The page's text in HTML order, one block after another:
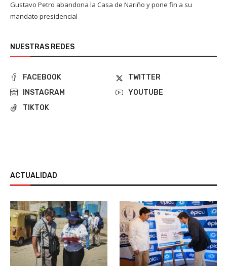
Gustavo Petro abandona la Casa de Nariño y pone fin a su
mandato presidencial
NUESTRAS REDES
FACEBOOK
TWITTER
INSTAGRAM
YOUTUBE
TIKTOK
ACTUALIDAD